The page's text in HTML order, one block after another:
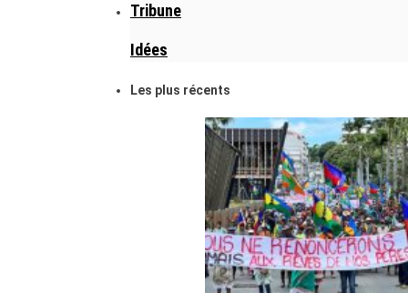
Tribune
Idées
Les plus récents